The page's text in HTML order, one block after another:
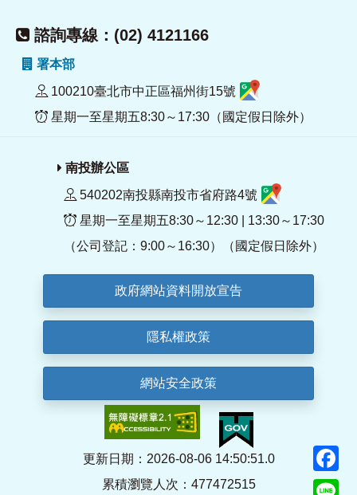
諮詢專線：(02) 4121166
署本部
100210臺北市中正區福州街15號
星期一至星期五8:30～17:30（國定假日除外）
南投辦公區
540202南投縣南投市省府路4號
星期一至星期五8:30～12:30 | 13:30～17:30
（公司登記：9:00～16:30）（國定假日除外）
政府網站資料開放宣告
隱私權政策
網站安全政策
更新日期：2026-08-06 14:50:51.0
累積瀏覽人次：477472515